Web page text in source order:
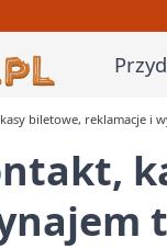
biletowe, reklamacje i